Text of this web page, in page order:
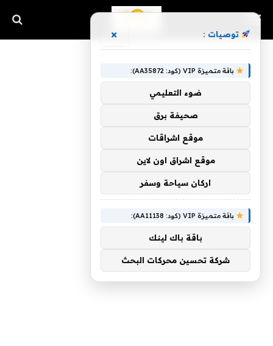
توصيات : ×
باقة متميزة VIP (كود: AA35872):
ضوء التعليمي
صحيفة برق
موقع اشراقات
موقع اشراق اون لاين
اركان سياحة وسفر
باقة متميزة VIP (كود: AA11138):
باقة باك لينك
شركة تحسين محركات البحث